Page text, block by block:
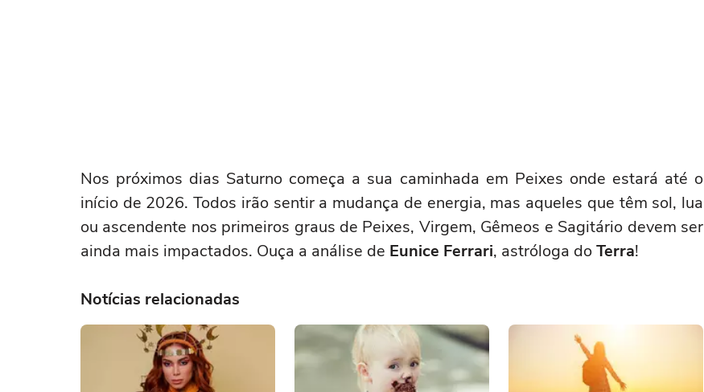
Nos próximos dias Saturno começa a sua caminhada em Peixes onde estará até o
início de 2026. Todos irão sentir a mudança de energia, mas aqueles que têm sol, lua
ou ascendente nos primeiros graus de Peixes, Virgem, Gêmeos e Sagitário devem ser
ainda mais impactados. Ouça a análise de Eunice Ferrari, astróloga doTerra!
Notícias relacionadas